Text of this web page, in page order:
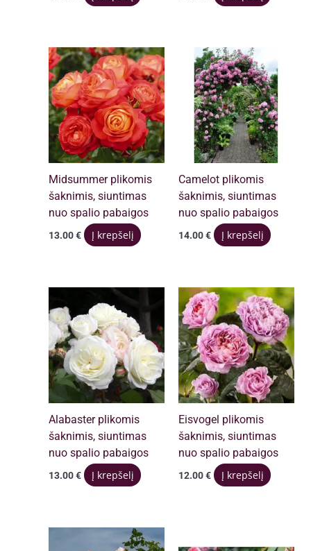
Midsummer plikomis
šaknimis, siuntimas
nuo spalio pabaigos
13.00€ Į krepšelį
Camelot plikomis
šaknimis, siuntimas
nuo spalio pabaigos
14.00€ Į krepšelį
Alabaster plikomis
šaknimis, siuntimas
nuo spalio pabaigos
13.00€ Į krepšelį
Eisvogel plikomis
šaknimis, siuntimas
nuo spalio pabaigos
12.00€ Į krepšelį